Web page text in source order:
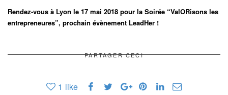
Rendez-vous à Lyon le 17 mai 2018 pour la Soirée “ValORisons les
entrepreneures”, prochain évènement LeadHer !
PARTAGER CECI
1 like